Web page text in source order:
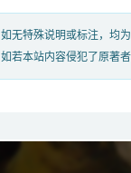
无特殊说明或标注，均
若本站内容侵犯了原著